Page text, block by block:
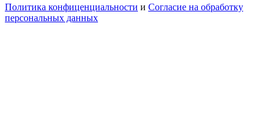
Политика конфиценциальности и Согласие на обработку
персональных данных